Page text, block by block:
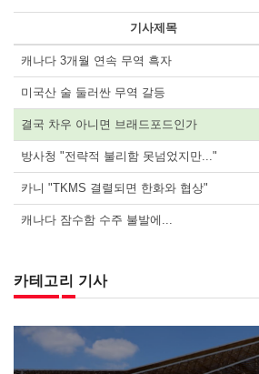
기사제목
캐나다 3개월 연속 무역 흑자
미국산 술 둘러싼 무역 갈등
결국 차우 아니면 브래드포드인가
방사청 "전략적 불리함 못넘었지만..."
카니 "TKMS 결렬되면 한화와 협상"
캐나다 잠수함 수주 불발에...
카테고리 기사